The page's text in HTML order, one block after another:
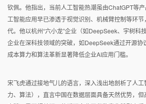
钦佩。他指出，当前人工智能热潮虽由ChatGPT等
工智能应用早已渗透于视觉识别、机械臂控制等环
代。他以杭州“六小龙”企业（如DeepSeek、宇树科
企业在深科技领域的突破，如DeepSeek通过开源协
成本算力和算法革新显著降低企业AI应用门槛。
宋飞虎通过接地气儿的语言，深入浅出地剖析了人
力、算法），直言中国在数据层面具备天然优势，